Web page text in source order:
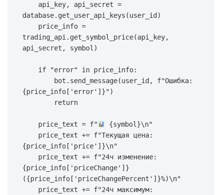
    api_key
, api_secret =
database. get_user_api_keys (user_id )
    price_info
=
trading_api . get_symbol_price(api_key,
api_secret , symbol )
if "error" in price_info:
        bot
. send_message(user_id ,
{price_info [ 'error' ] }")
return
    price_text
= f" {symbol }\n"
    price_text
+=
{price_info [ 'price' ] }\n"
    price_text
+=
{price_info [ 'priceChange' ] }
({price_info [ 'priceChangePercent' ] }%)\n"
    price_text
+=